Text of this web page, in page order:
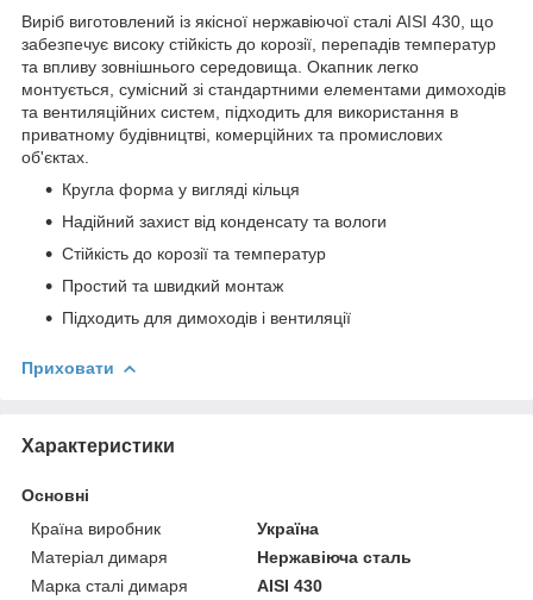
Виріб виготовлений із якісної нержавіючої сталі AISI 430, що
забезпечує високу стійкість до корозії, перепадів температур
та впливу зовнішнього середовища. Окапник легко
монтується, сумісний зі стандартними елементами димоходів
та вентиляційних систем, підходить для використання в
приватному будівництві, комерційних та промислових
об'єктах.
Кругла форма у вигляді кільця
Надійний захист від конденсату та вологи
Стійкість до корозії та температур
Простий та швидкий монтаж
Підходить для димоходів і вентиляції
Приховати
Характеристики
Основні
Країна виробник
Україна
Матеріал димаря
Нержавіюча сталь
Марка сталі димаря
AISI 430